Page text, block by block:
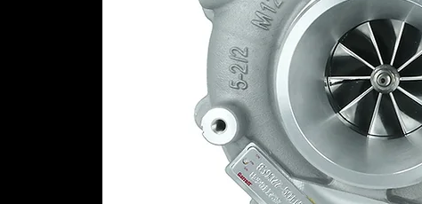
PER SCOPRIRE L'OFFERTA A TE